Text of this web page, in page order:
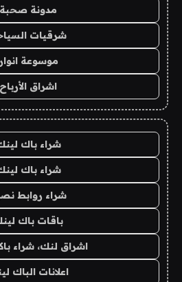
مدونة صحبة
شرقيات
موسوعة انوار
اشراق الأرباح
شراء باك
شراء باك
شراء روابط
باقات باك
اشراق لنك، شراء
اعلانات الباك